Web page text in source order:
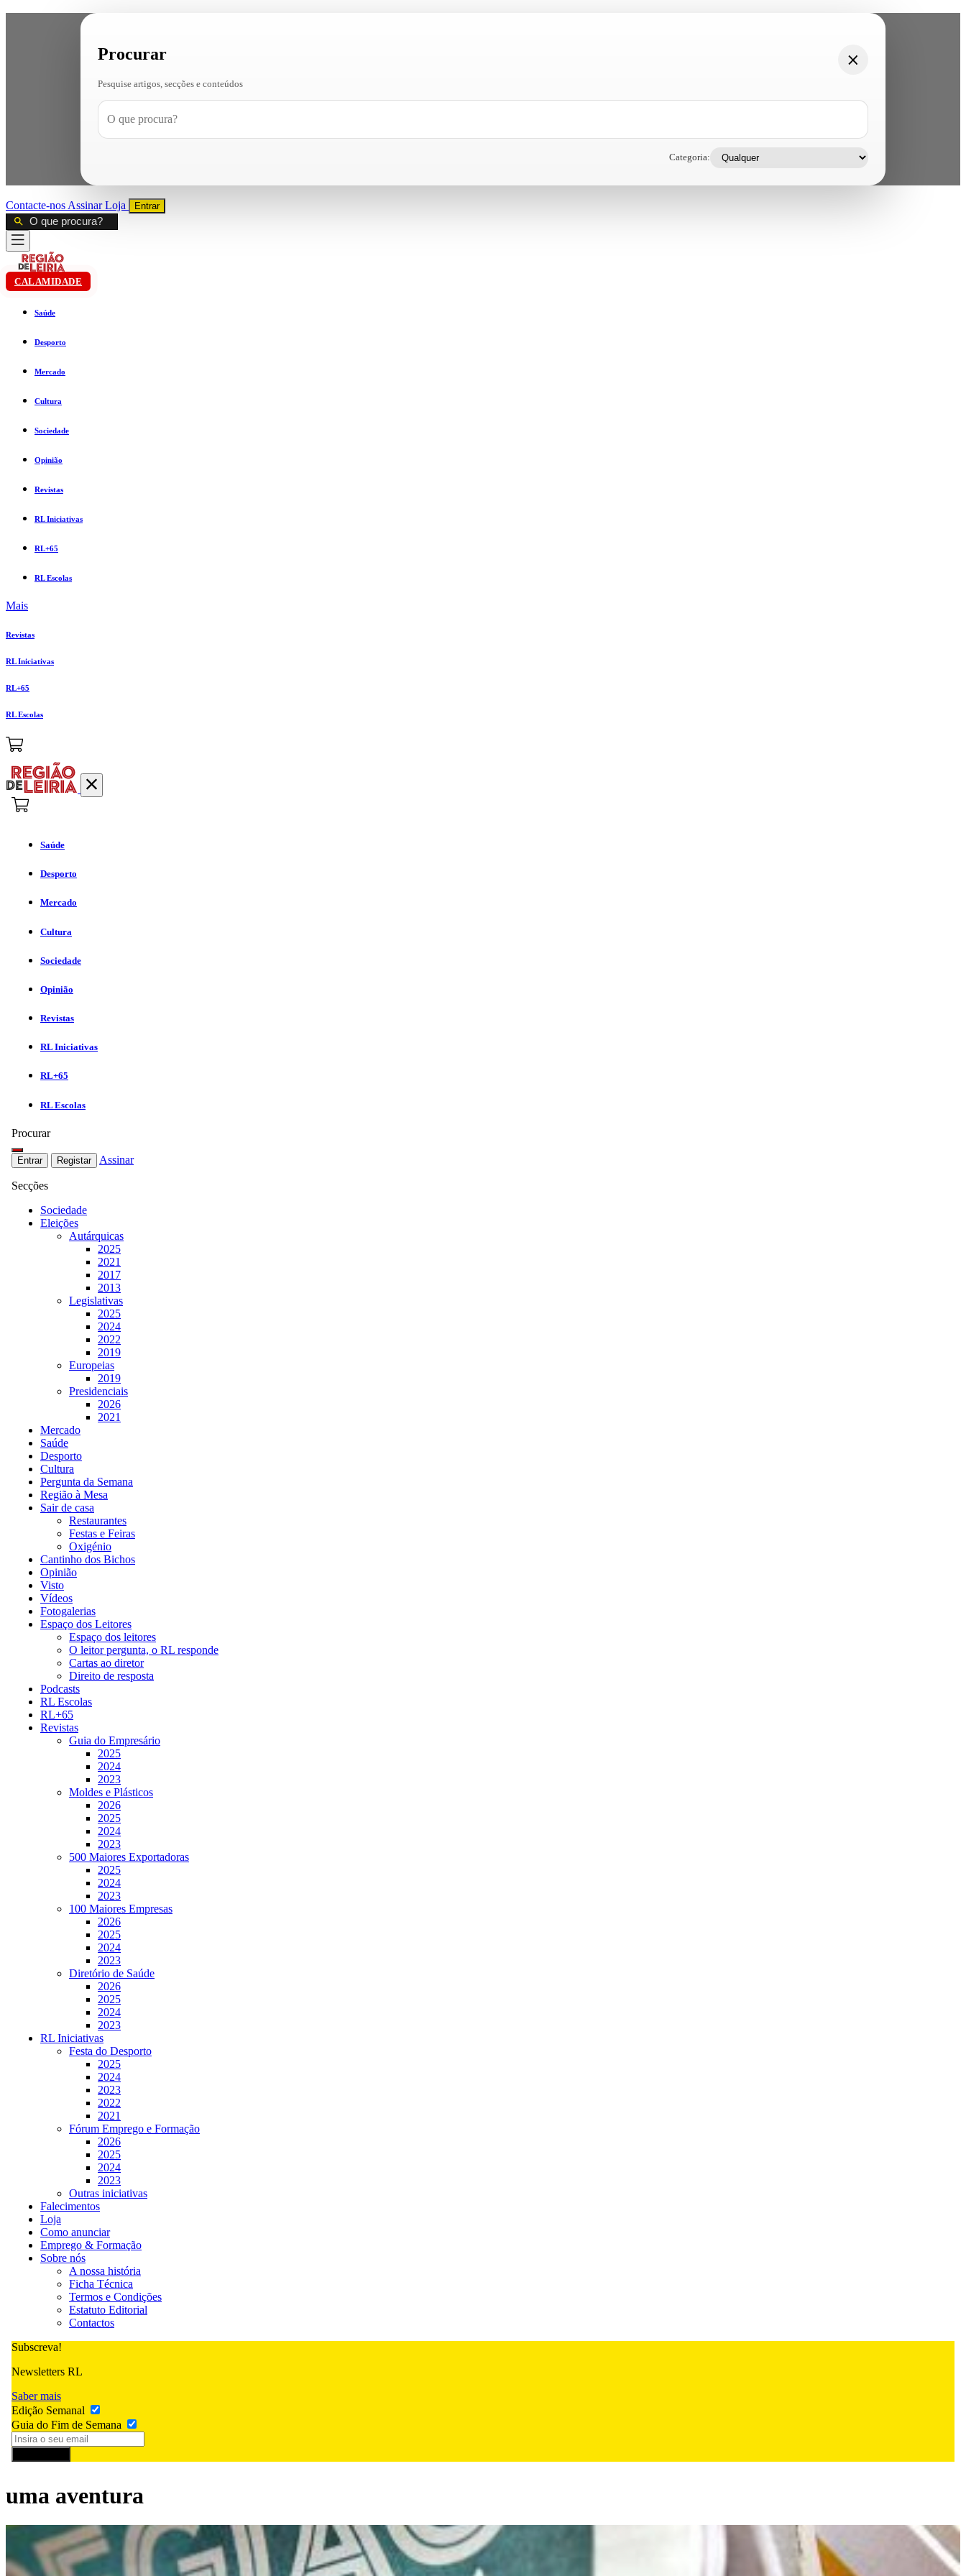
Procurar
Pesquise artigos, secções e conteúdos
Categoria:
Contacte-nos AssinarLoja Entrar
CALAMIDADE
Saúde
Desporto
Mercado
Cultura
Sociedade
Opinião
Revistas
RL Iniciativas
RL+65
RL Escolas
Mais
Revistas
RL Iniciativas
RL+65
RL Escolas
Saúde
Desporto
Mercado
Cultura
Sociedade
Opinião
Revistas
RL Iniciativas
RL+65
RL Escolas
Procurar
Entrar Registar Assinar
Secções
Sociedade
Eleições
Autárquicas
2025
2021
2017
2013
Legislativas
2025
2024
2022
2019
Europeias
2019
Presidenciais
2026
2021
Mercado
Saúde
Desporto
Cultura
Pergunta da Semana
Região à Mesa
Sair de casa
Restaurantes
Festas e Feiras
Oxigénio
Cantinho dos Bichos
Opinião
Visto
Vídeos
Fotogalerias
Espaço dos Leitores
Espaço dos leitores
O leitor pergunta, o RL responde
Cartas ao diretor
Direito de resposta
Podcasts
RL Escolas
RL+65
Revistas
Guia do Empresário
2025
2024
2023
Moldes e Plásticos
2026
2025
2024
2023
500 Maiores Exportadoras
2025
2024
2023
100 Maiores Empresas
2026
2025
2024
2023
Diretório de Saúde
2026
2025
2024
2023
RL Iniciativas
Festa do Desporto
2025
2024
2023
2022
2021
Fórum Emprego e Formação
2026
2025
2024
2023
Outras iniciativas
Falecimentos
Loja
Como anunciar
Emprego & Formação
Sobre nós
A nossa história
Ficha Técnica
Termos e Condições
Estatuto Editorial
Contactos
Subscreva!
Newsletters RL
Saber mais
Edição Semanal
Guia do Fim de Semana
uma aventura